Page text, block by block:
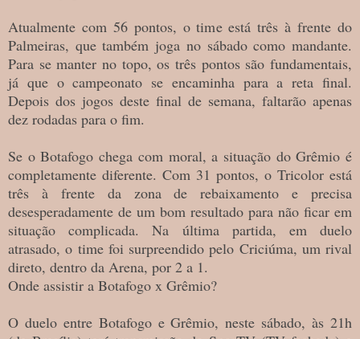
Atualmente com 56 pontos, o time está três à frente do
Palmeiras, que também joga no sábado como mandante.
Para se manter no topo, os três pontos são fundamentais,
já que o campeonato se encaminha para a reta final.
Depois dos jogos deste final de semana, faltarão apenas
dez rodadas para o fim.
Se o Botafogo chega com moral, a situação do Grêmio é
completamente diferente. Com 31 pontos, o Tricolor está
três à frente da zona de rebaixamento e precisa
desesperadamente de um bom resultado para não ficar em
situação complicada. Na última partida, em duelo
atrasado, o time foi surpreendido pelo Criciúma, um rival
direto, dentro da Arena, por 2 a 1.
Onde assistir a Botafogo x Grêmio?
O duelo entre Botafogo e Grêmio, neste sábado, às 21h